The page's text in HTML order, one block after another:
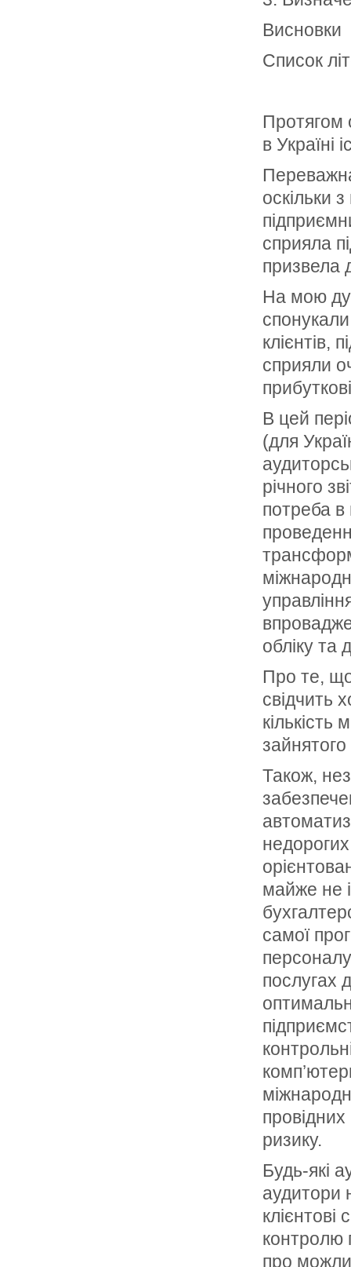
Висновки
Список
Протягом
в Україні
оскільки
сприяла
призвела
На мою
клієнтів,
сприяли
В цей
(для
річного
потреба в
обліку та
Про те,
свідчить
кількість
Також,
майже не
самої
послугах
ризику.
Будь-які
аудитори
контролю
про